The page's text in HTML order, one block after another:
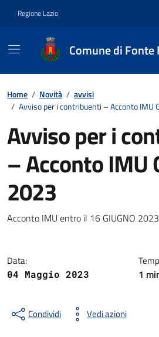
Regione Lazio
Comune di Fonte
Contenuti in
Home / Novità / avvisi
/ Avviso per i contribuenti – Acconto IMU
Avviso per i
– Acconto IMU
2023
Dettagli della
Acconto IMU entro il 16 GIUGNO 2023
Data:
04 Maggio 2023 1
Condividi Vedi azioni